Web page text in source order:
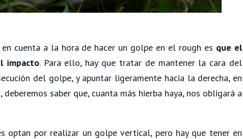
cuenta a la hora de hacer un golpe en el rough es que el
impacto. Para ello, hay que tratar de mantener la cara del
del golpe, y apuntar ligeramente hacia la derecha, en
saber que, cuanta más hierba haya, nos obligará a
optan por realizar un golpe vertical, pero hay que tener en